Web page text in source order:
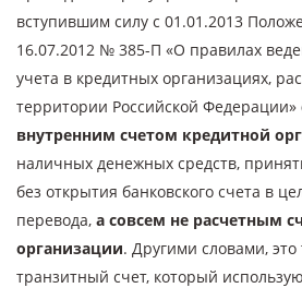
вступившим силу с 01.01.2013
16.07.2012 № 385-П «О правилах
учета в кредитных организациях,
территории Российской Федерации»
внутренним счетом кредитной
наличных денежных средств,
без открытия банковского счета в
перевода, а совсем не расчетным
организации. Другими словами, это
транзитный счет, который